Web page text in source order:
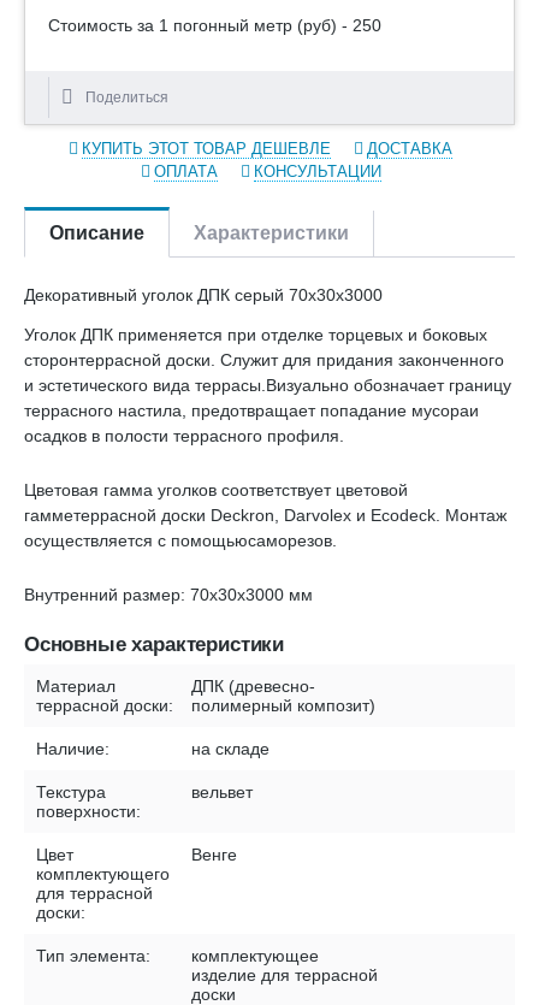
Стоимость за 1 погонный метр (руб) - 250
Поделиться
КУПИТЬ ЭТОТ ТОВАР ДЕШЕВЛЕ
ДОСТАВКА
ОПЛАТА
КОНСУЛЬТАЦИИ
Описание Характеристики
Декоративный уголок ДПК серый 70х30х3000
Уголок ДПК применяется при отделке торцевых и боковых
сторонтеррасной доски. Служит для придания законченного
и эстетического вида террасы.Визуально обозначает границу
террасного настила, предотвращает попадание мусораи
осадков в полости террасного профиля.
Цветовая гамма уголков соответствует цветовой
гамметеррасной доски Deckron, Darvolex и Ecodeck. Монтаж
осуществляется с помощьюсаморезов.
Внутренний размер: 70х30х3000 мм
Основные характеристики
Материал
террасной доски:
ДПК (древесно-
полимерный композит)
Наличие: на складе
Текстура
поверхности:
вельвет
Цвет
комплектующего
для террасной
доски:
Венге
Тип элемента:
комплектующее
изделие для террасной
доски